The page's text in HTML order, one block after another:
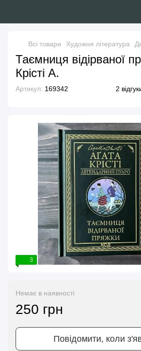
Всі товари Художня література
Таємниця відірваної
Крісті А.
Артикул: 169342 2
3
Немає в наявності
250 грн
Повідомити, коли